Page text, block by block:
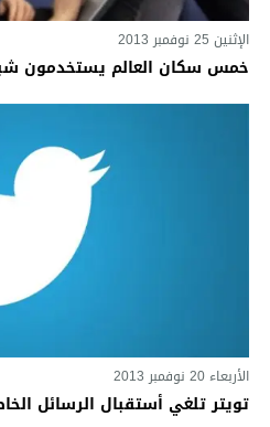
الإثنين 25 نوفمبر 2013
خمس سكان العالم يستخدمون
الأربعاء 20 نوفمبر 2013
تويتر تلغي أستقبال الرسائل